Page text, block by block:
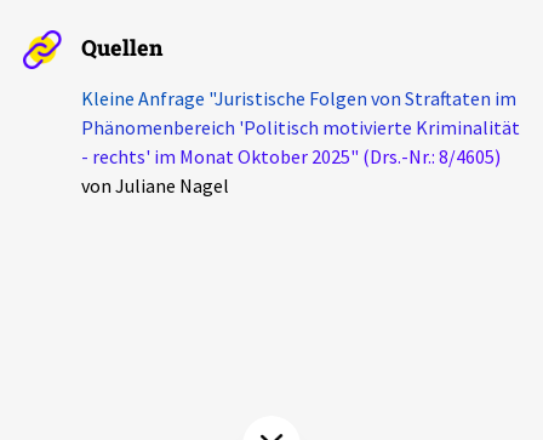
Veranstaltungen
Podcasts
Projektbeschreibung
Unterstützer_innen
Quellen
Kleine Anfrage "Juristische Folgen von Straftaten im
Phänomenbereich 'Politisch motivierte Kriminalität
- rechts' im Monat Oktober 2025" (Drs.-Nr.: 8/4605)
von Juliane Nagel